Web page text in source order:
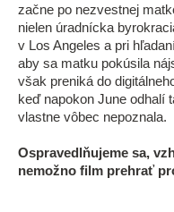
začne po nezvestnej
nielen úradnícka
v Los Angeles a pri
aby sa matku pokúsila
však preniká do
keď napokon June odhalí
vlastne vôbec nepoznala.
Ospravedlňujeme sa,
nemožno film prehrať